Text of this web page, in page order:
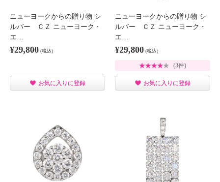
ニューヨークからの贈り物 シ
ルバー ＣＺ ニューヨーク・
エ…
¥29,800 (税込)
お気に入りに登録
ニューヨークからの贈り物 シ
ルバー ＣＺ ニューヨーク・
エ…
¥29,800 (税込)
(3件)
お気に入りに登録